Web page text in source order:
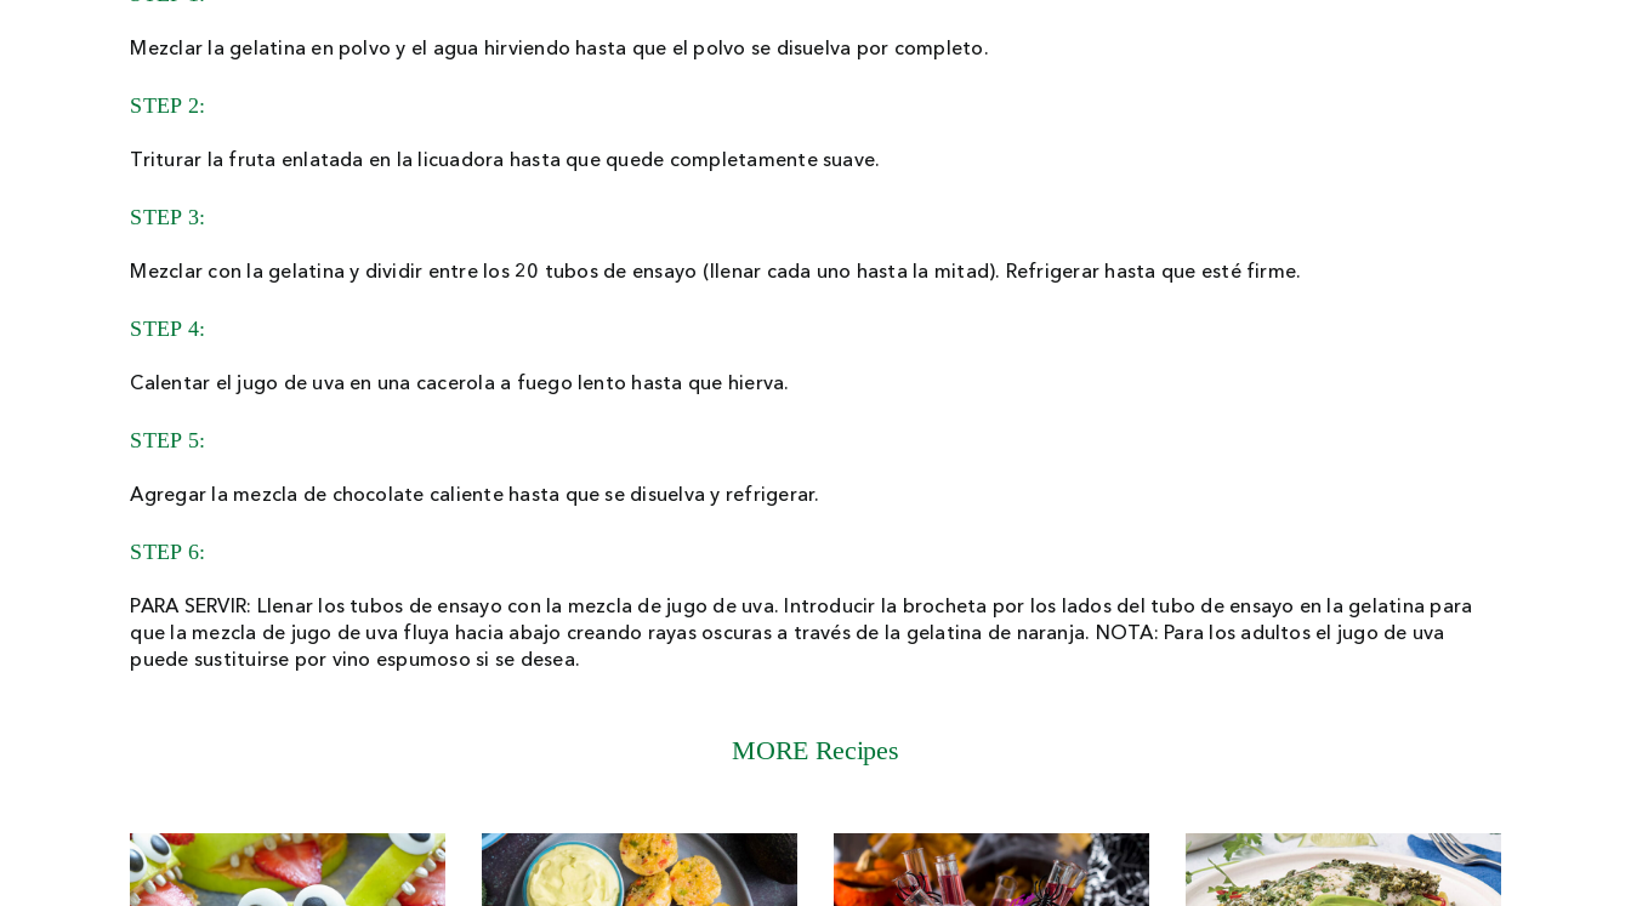
Mezclar la gelatina en polvo y el agua hirviendo hasta que el polvo se disuelva por completo.
STEP 2:
Triturar la fruta enlatada en la licuadora hasta que quede completamente suave.
STEP 3:
Mezclar con la gelatina y dividir entre los 20 tubos de ensayo (llenar cada uno hasta la mitad). Refrigerar hasta que esté firme.
STEP 4:
Calentar el jugo de uva en una cacerola a fuego lento hasta que hierva.
STEP 5:
Agregar la mezcla de chocolate caliente hasta que se disuelva y refrigerar.
STEP 6:
PARA SERVIR: Llenar los tubos de ensayo con la mezcla de jugo de uva. Introducir la brocheta por los lados del tubo de ensayo en la gelatina para
que la mezcla de jugo de uva fluya hacia abajo creando rayas oscuras a través de la gelatina de naranja. NOTA: Para los adultos el jugo de uva
puede sustituirse por vino espumoso si se desea.
MORE Recipes